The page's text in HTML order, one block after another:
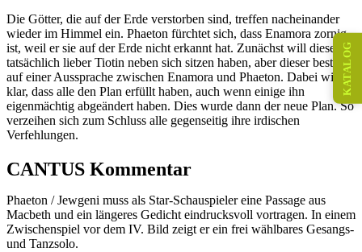
Die Götter, die auf der Erde verstorben sind, treffen nacheinander
wieder im Himmel ein. Phaeton fürchtet sich, dass Enamora zornig
ist, weil er sie auf der Erde nicht erkannt hat. Zunächst will diese
tatsächlich lieber Tiotin neben sich sitzen haben, aber dieser besteht
auf einer Aussprache zwischen Enamora und Phaeton. Dabei wird
klar, dass alle den Plan erfüllt haben, auch wenn einige ihn
eigenmächtig abgeändert haben. Dies wurde dann der neue Plan. So
verzeihen sich zum Schluss alle gegenseitig ihre irdischen
Verfehlungen.
CANTUS Kommentar
Phaeton / Jewgeni muss als Star-Schauspieler eine Passage aus
Macbeth und ein längeres Gedicht eindrucksvoll vortragen. In einem
Zwischenspiel vor dem IV. Bild zeigt er ein frei wählbares Gesangs-
und Tanzsolo.
KATALOG